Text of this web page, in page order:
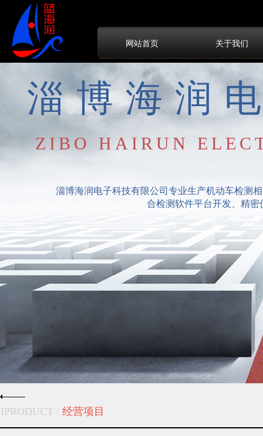
淄博海润电子科技有限公司专业生产机动车检测
合检测软件平台开发、精
淄博海润
ZIBO HAIRUN
IPRODUCT / 经营项目
网站首页 关于我们